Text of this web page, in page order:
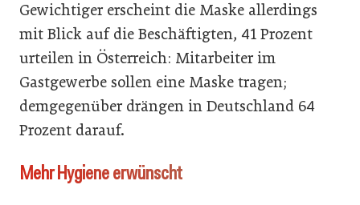
Gewichtiger erscheint die Maske allerdings
mit Blick auf die Beschäftigten, 41 Prozent
urteilen in Österreich: Mitarbeiter im
Gastgewerbe sollen eine Maske tragen;
demgegenüber drängen in Deutschland 64
Prozent darauf.
Mehr Hygiene erwünscht